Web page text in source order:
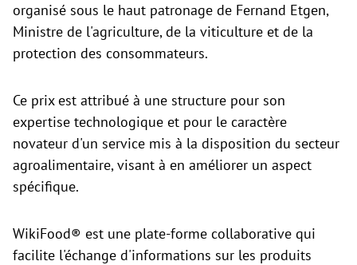
organisé sous le haut patronage de Fernand Etgen,
Ministre de l'agriculture, de la viticulture et de la
protection des consommateurs.
Ce prix est attribué à une structure pour son
expertise technologique et pour le caractère
novateur d'un service mis à la disposition du secteur
agroalimentaire, visant à en améliorer un aspect
spécifique.
WikiFood® est une plate-forme collaborative qui
facilite l'échange d'informations sur les produits